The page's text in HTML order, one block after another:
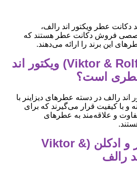
دکانت عطر ویکتور اند رالف،
فروش دکانت عطر هستند که
این برند را ارائه می‌دهند.
عطر و ادکلن (Viktor & Rolf) ویکتور اند
است؟
اند رالف در دسته عطرهای دیزاینر با
و با کیفیت قرار می‌گیرند که برای
و علاقه‌مند به عطرهای
پخش بوی عطر و ادکلن (Viktor &